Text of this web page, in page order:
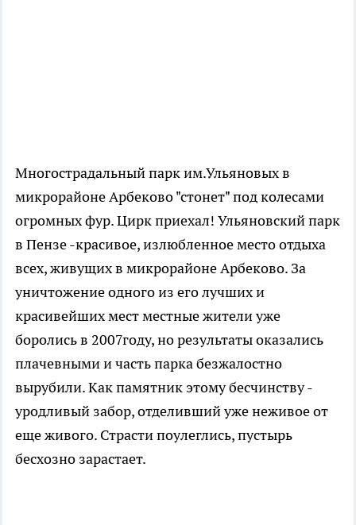
Многострадальный парк им.Ульяновых в
микрорайоне Арбеково "стонет" под колесами
огромных фур. Цирк приехал! Ульяновский парк
в Пензе -красивое, излюбленное место отдыха
всех, живущих в микрорайоне Арбеково. За
уничтожение одного из его лучших и
красивейших мест местные жители уже
боролись в 2007году, но результаты оказались
плачевными и часть парка безжалостно
вырубили. Как памятник этому бесчинству -
уродливый забор, отделивший уже неживое от
еще живого. Страсти поулеглись, пустырь
бесхозно зарастает.